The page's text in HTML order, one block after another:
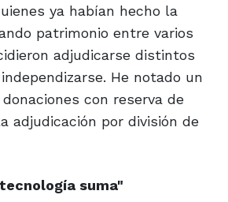
ya habían hecho la
patrimonio entre varios
adjudicarse distintos
He notado un
con reserva de
adjudicación por división de
tecnología suma"